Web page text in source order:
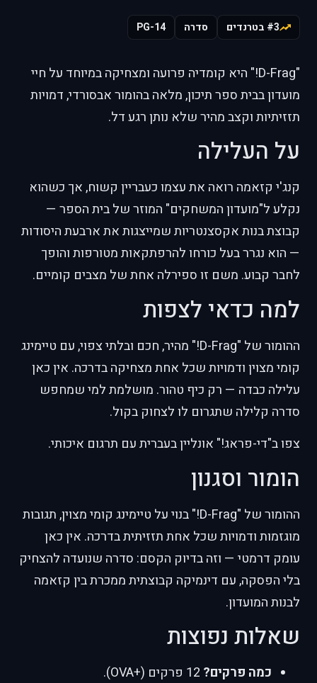
#3 בטרנדים סדרה PG-14
"D-Frag!" היא קומדיה פרועה ומצחיקה במיוחד על חיי
מועדון בבית ספר תיכון, מלאה בהומור אבסורדי, דמויות
תזזיתיות וקצב מהיר שלא נותן רגע דל.
על העלילה
קנג'י קזאמה רואה את עצמו כעבריין קשוח, אך כשהוא
נקלע ל"מועדון המשחקים" המוזר של בית הספר —
קבוצת בנות אקסצנטריות שמייצגות את ארבעת היסודות
— הוא נגרר בעל כורחו להרפתקאות מטורפות והופך
לחבר קבוע. משם זו ספירלה אחת של מצבים קומיים.
למה כדאי לצפות
ההומור של "D-Frag!" מהיר, חכם ובלתי צפוי, עם טיימינג
קומי מצוין ודמויות שכל אחת מצחיקה בדרכה. אין כאן
עלילה כבדה — רק כיף טהור. מושלמת למי שמחפש
סדרה קלילה שתגרום לו לצחוק בקול.
צפו ב"די-פראג!" אונליין בעברית עם תרגום איכותי.
הומור וסגנון
ההומור של "D-Frag!" בנוי על טיימינג קומי מצוין, תגובות
מוגזמות ודמויות שכל אחת תזזיתית בדרכה. אין כאן
עומק דרמטי — וזה בדיוק הקסם: סדרה שנועדה להצחיק
בלי הפסקה, עם דינמיקה קבוצתית ממכרת בין קזאמה
לבנות המועדון.
שאלות נפוצות
כמה פרקים?